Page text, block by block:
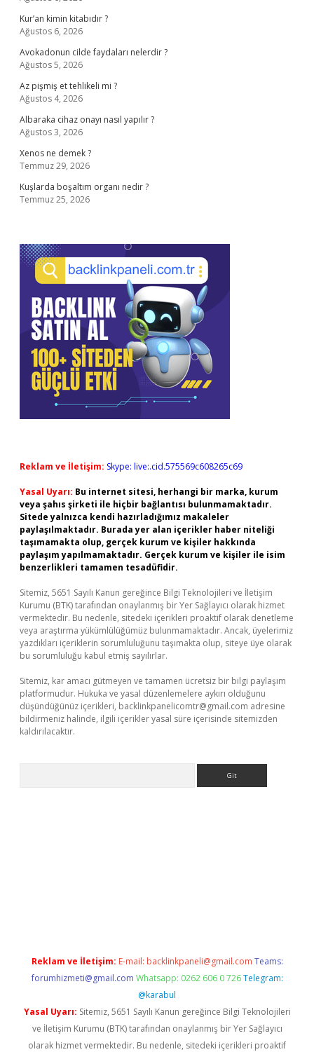
Kur’an kimin kitabıdır ?
Ağustos 6, 2026
Avokadonun cilde faydaları nelerdir ?
Ağustos 5, 2026
Az pişmiş et tehlikeli mi ?
Ağustos 4, 2026
Albaraka cihaz onayı nasıl yapılır ?
Ağustos 3, 2026
Xenos ne demek ?
Temmuz 29, 2026
Kuşlarda boşaltım organı nedir ?
Temmuz 25, 2026
Reklam ve İletişim: Skype: live:.cid.575569c608265c69
Yasal Uyarı: Bu internet sitesi, herhangi bir marka, kurum
veya şahıs şirketi ile hiçbir bağlantısı bulunmamaktadır.
Sitede yalnızca kendi hazırladığımız makaleler
paylaşılmaktadır. Burada yer alan içerikler haber niteliği
taşımamakta olup, gerçek kurum ve kişiler hakkında
paylaşım yapılmamaktadır. Gerçek kurum ve kişiler ile isim
benzerlikleri tamamen tesadüfidir.
Sitemiz, 5651 Sayılı Kanun gereğince Bilgi Teknolojileri ve İletişim
Kurumu (BTK) tarafından onaylanmış bir Yer Sağlayıcı olarak hizmet
vermektedir. Bu nedenle, sitedeki içerikleri proaktif olarak denetleme
veya araştırma yükümlülüğümüz bulunmamaktadır. Ancak, üyelerimiz
yazdıkları içeriklerin sorumluluğunu taşımakta olup, siteye üye olarak
bu sorumluluğu kabul etmiş sayılırlar.
Sitemiz, kar amacı gütmeyen ve tamamen ücretsiz bir bilgi paylaşım
platformudur. Hukuka ve yasal düzenlemelere aykırı olduğunu
düşündüğünüz içerikleri, backlinkpanelicomtr@gmail.com adresine
bildirmeniz halinde, ilgili içerikler yasal süre içerisinde sitemizden
kaldırılacaktır.
Reklam ve İletişim: E-mail: backlinkpaneli@gmail.com Teams:
forumhizmeti@gmail.com Whatsapp: 0262 606 0 726 Telegram:
@karabul
Yasal Uyarı: Sitemiz, 5651 Sayılı Kanun gereğince Bilgi Teknolojileri
ve İletişim Kurumu (BTK) tarafından onaylanmış bir Yer Sağlayıcı
olarak hizmet vermektedir. Bu nedenle, sitedeki içerikleri proaktif